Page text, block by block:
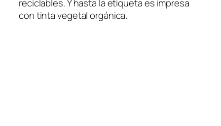
reciclables. Y hasta la etiqueta es impresa
con tinta vegetal orgánica.